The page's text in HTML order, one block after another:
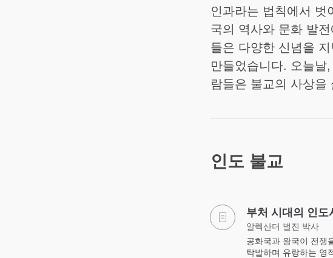
인과라는 법칙에서 벗
국의 역사와 문화 발
들은 다양한 신념을
만들었습니다. 오늘
람들은 불교의 사상을
인도 불교
부처 시대의 인도
알렉산더 벌진 박사
공화국과 왕국이 전쟁
탁발하며 유랑하는 영